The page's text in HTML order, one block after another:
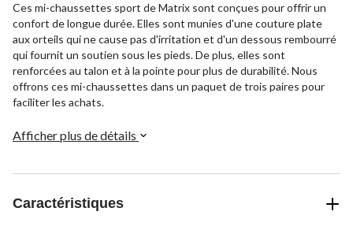
Ces mi-chaussettes sport de Matrix sont conçues pour offrir un
confort de longue durée. Elles sont munies d'une couture plate
aux orteils qui ne cause pas d'irritation et d'un dessous rembourré
qui fournit un soutien sous les pieds. De plus, elles sont
renforcées au talon et à la pointe pour plus de durabilité. Nous
offrons ces mi-chaussettes dans un paquet de trois paires pour
faciliter les achats.
Afficher plus de détails
Caractéristiques